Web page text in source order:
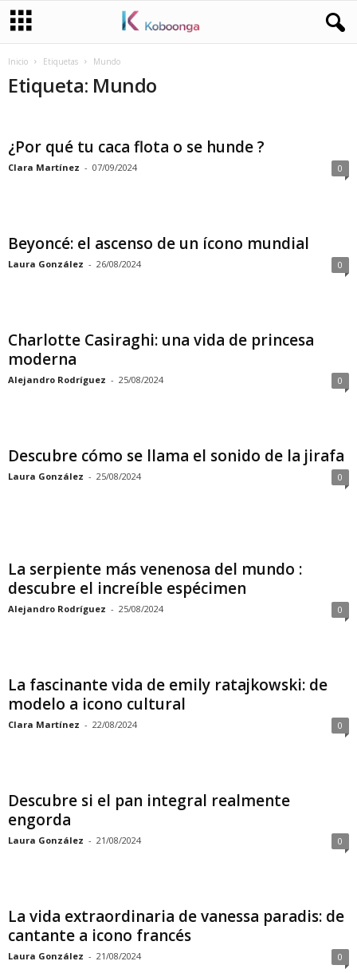
Inicio Etiquetas Mundo
Etiqueta: Mundo
¿Por qué tu caca flota o se hunde ?
Clara Martínez - 07/09/2024 0
Beyoncé: el ascenso de un ícono mundial
Laura González - 26/08/2024 0
Charlotte Casiraghi: una vida de princesa
moderna
Alejandro Rodríguez - 25/08/2024 0
Descubre cómo se llama el sonido de la jirafa
Laura González - 25/08/2024 0
La serpiente más venenosa del mundo :
descubre el increíble espécimen
Alejandro Rodríguez - 25/08/2024 0
La fascinante vida de emily ratajkowski: de
modelo a icono cultural
Clara Martínez - 22/08/2024 0
Descubre si el pan integral realmente
engorda
Laura González - 21/08/2024 0
La vida extraordinaria de vanessa paradis: de
cantante a icono francés
Laura González - 21/08/2024 0